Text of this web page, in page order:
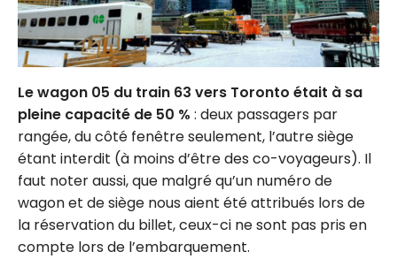
Le wagon 05 du train 63 vers Toronto était à sa
pleine capacité de 50 % : deux passagers par
rangée, du côté fenêtre seulement, l’autre siège
étant interdit (à moins d’être des co-voyageurs). Il
faut noter aussi, que malgré qu’un numéro de
wagon et de siège nous aient été attribués lors de
la réservation du billet, ceux-ci ne sont pas pris en
compte lors de l’embarquement.